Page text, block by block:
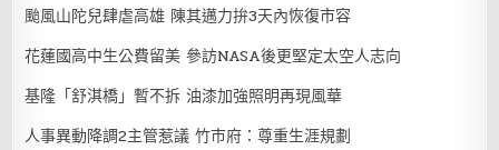
颱風山陀兒肆虐高雄 陳其邁力拚3天內恢復市容
花蓮國高中生公費留美 參訪NASA後更堅定太空人志向
基隆「舒淇橋」暫不拆 油漆加強照明再現風華
人事異動降調2主管惹議 竹市府：尊重生涯規劃